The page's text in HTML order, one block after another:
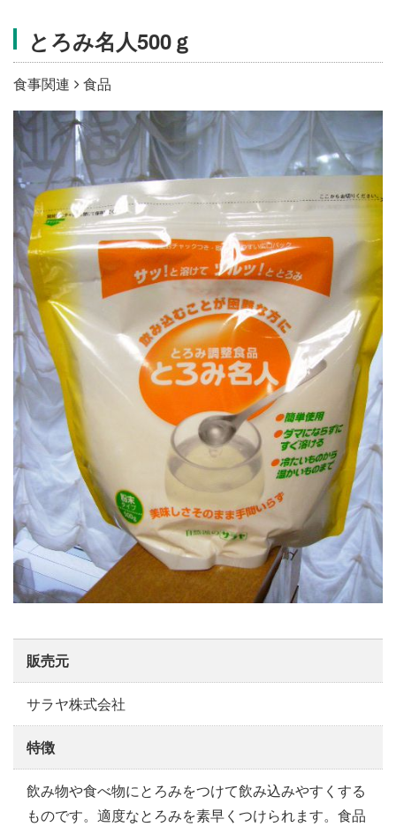
アクセス
とろみ名人500ｇ
食事関連 食品
販売元
サラヤ株式会社
特徴
飲み物や食べ物にとろみをつけて飲み込みやすくする
ものです。適度なとろみを素早くつけられます。食品